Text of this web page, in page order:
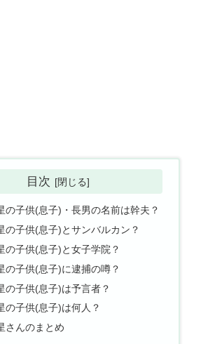
目次
の子供(息子)・長男の名前は幹夫？
の子供(息子)とサンバルカン？
の子供(息子)と女子学院？
の子供(息子)に逮捕の噂？
の子供(息子)は予言者？
の子供(息子)は何人？
さんのまとめ